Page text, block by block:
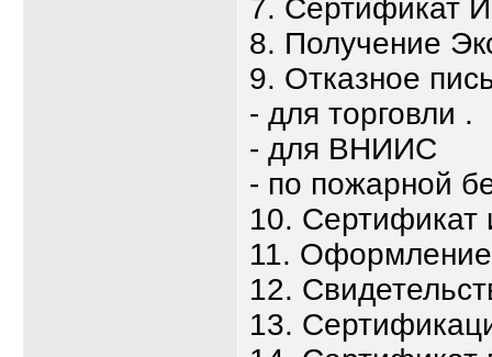
7. Сертификат
8. Получение
9. Отказное
- для торговли .
- для ВНИИС
- по пожарной
10. Сертификат
11.
12.
13.